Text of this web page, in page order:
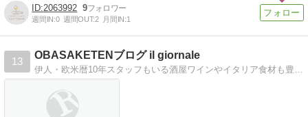
2063992 9
週間IN:0 週間OUT:2 月間IN:1
13
OBASAKETENブログ il giornale
伊人・欧米暦10年スタッフもいる酒屋ワインやイタリア食材も豊富。シニアワインアドバイザーもきき酒師も常務の変り種酒屋